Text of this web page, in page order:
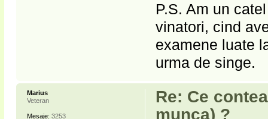
P.S. Am un
vinatori, cind
examene luate
urma de singe.
Re: Ce
munca) ?
Marius
Veteran
Mesaje: 3253